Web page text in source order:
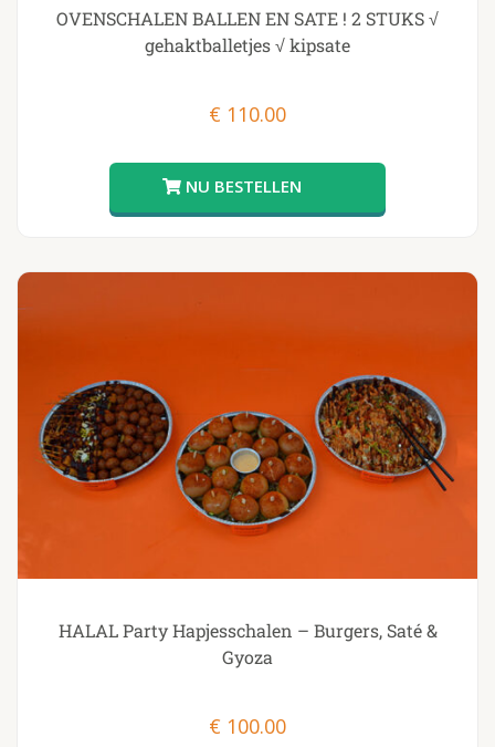
OVENSCHALEN BALLEN EN SATE ! 2 STUKS √
gehaktballetjes √ kipsate
€ 110.00
HALAL Party Hapjesschalen – Burgers, Saté &
Gyoza
€ 100.00